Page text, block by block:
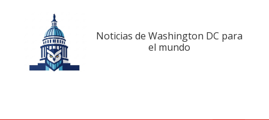
Noticias de Washington DC para
el mundo